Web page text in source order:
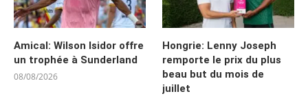
Amical: Wilson Isidor offre
un trophée à Sunderland
08/08/2026
Hongrie: Lenny Joseph
remporte le prix du plus
beau but du mois de
juillet